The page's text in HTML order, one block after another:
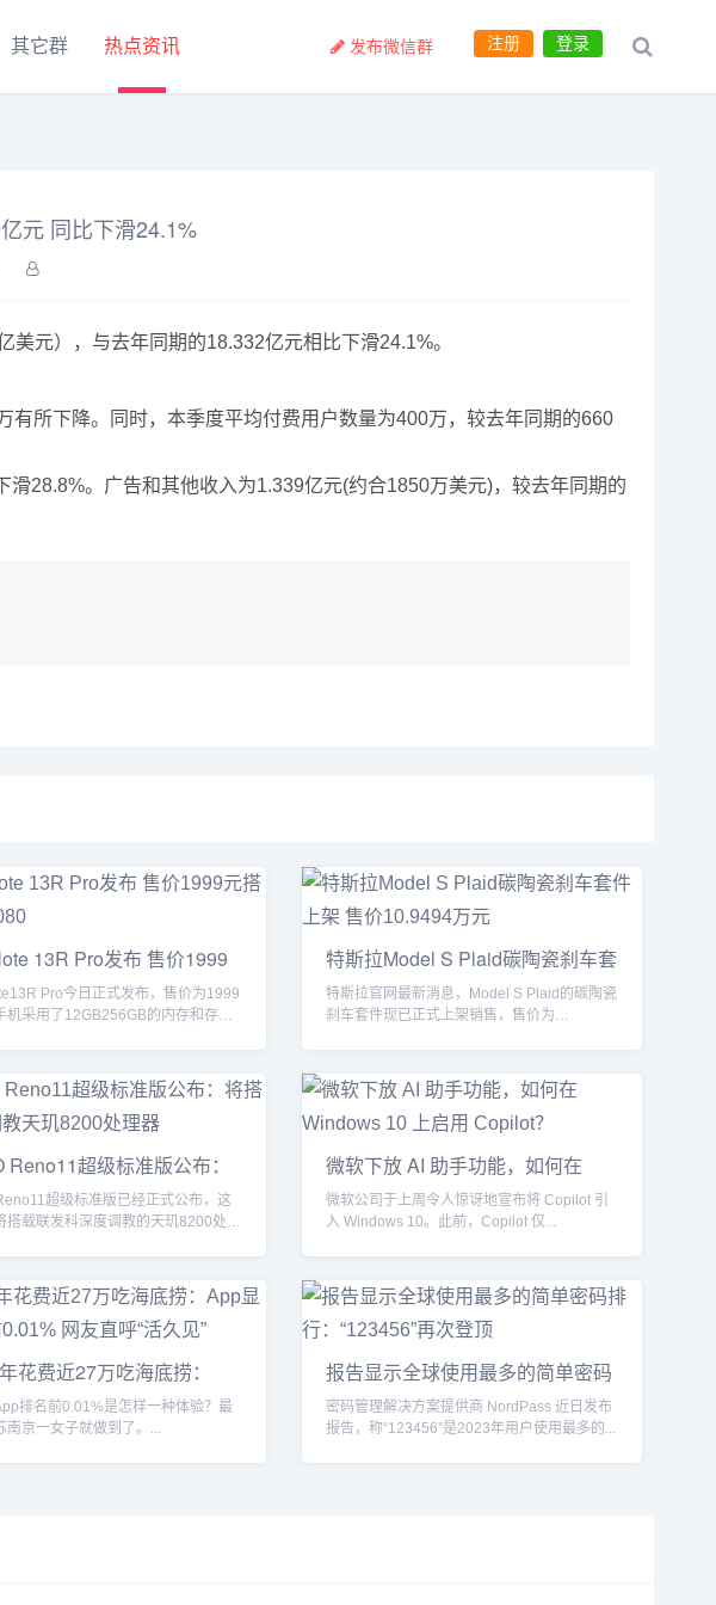
其它群 热点资讯 登录
注册
发布微信群
元 同比下滑24.1%
元），与去年同期的18.332亿元相比下滑24.1%。
所下降。同时，本季度平均付费用户数量为400万，较去年同期的660
28.8%。广告和其他收入为1.339亿元(约合1850万美元)，较去年同期的
13R Pro发布 售价1999
Pro今日正式发布，售价为1999
机采用了12GB256GB的内存和存
特斯拉Model S Plaid碳陶瓷刹车套
特斯拉官网最新消息，Model S Plaid的碳陶瓷
刹车套件现已正式上架销售，售价为
Reno11超级标准版公布：
超级标准版已经正式公布，这
搭载联发科深度调教的天玑8200处理
微软下放 AI 助手功能，如何在
Windo
微软公司于上周令人惊讶地宣布将 Copilot 引
入 Windows 10。此前，Copilot 仅...
花费近27万吃海底捞：
排名前0.01%是怎样一种体验？最
南京一女子就做到了。...
报告显示全球使用最多的简单密码
排
密码管理解决方案提供商 NordPass 近日发布
报告，称“123456”是2023年用户使用最多的...